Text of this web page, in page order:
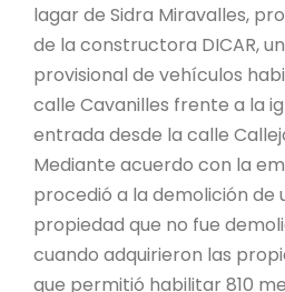
lagar de Sidra Miravalles,
de la constructora DICAR,
provisional de vehículos
calle Cavanilles frente a la
entrada desde la calle
Mediante acuerdo con la
procedió a la demolición de
propiedad que no fue
cuando adquirieron las
que permitió habilitar 810